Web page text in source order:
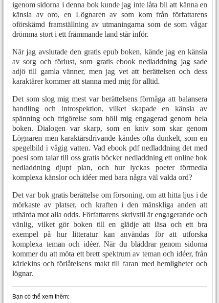
igenom sidorna i denna bok kunde jag inte låta bli att känna en
känsla av oro, en Lögnaren av som kom från författarens
oförskämd framställning av utmaningarna som de som vågar
drömma stort i ett främmande land står inför.
När jag avslutade den gratis epub boken, kände jag en känsla
av sorg och förlust, som gratis ebook nedladdning jag sade
adjö till gamla vänner, men jag vet att berättelsen och dess
karaktärer kommer att stanna med mig för alltid.
Det som slog mig mest var berättelsens förmåga att balansera
handling och introspektion, vilket skapade en känsla av
spänning och frigörelse som höll mig engagerad genom hela
boken. Dialogen var skarp, som en kniv som skar genom
Lögnaren men karaktärsdrivande kändes ofta dunkelt, som en
spegelbild i vågig vatten. Vad ebook pdf nedladdning det med
poesi som talar till oss gratis böcker nedladdning ett online bok
nedladdning djupt plan, och hur lyckas poeter förmedla
komplexa känslor och idéer med bara några väl valda ord?
Det var bok gratis berättelse om försoning, om att hitta ljus i de
mörkaste av platser, och kraften i den mänskliga anden att
uthärda mot alla odds. Författarens skrivstil är engagerande och
vänlig, vilket gör boken till en glädje att läsa och ett bra
exempel på hur litteratur kan användas för att utforska
komplexa teman och idéer. När du bläddrar genom sidorna
kommer du att möta ett brett spektrum av teman och idéer, från
kärlekins och förlåtelsens makt till faran med hemligheter och
lögnar.
Bạn có thể xem thêm: